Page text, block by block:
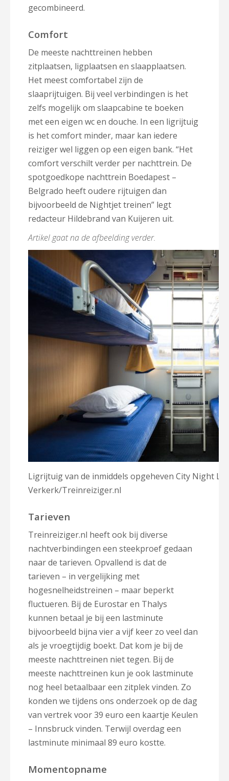
gecombineerd.
Comfort
De meeste nachttreinen hebben
zitplaatsen, ligplaatsen en slaapplaatsen.
Het meest comfortabel zijn de
slaaprijtuigen. Bij veel verbindingen is het
zelfs mogelijk om slaapcabine te boeken
met een eigen wc en douche. In een ligrijtuig
is het comfort minder, maar kan iedere
reiziger wel liggen op een eigen bank. “Het
comfort verschilt verder per nachttrein. De
spotgoedkope nachttrein Boedapest –
Belgrado heeft oudere rijtuigen dan
bijvoorbeeld de Nightjet treinen” legt
redacteur Hildebrand van Kuijeren uit.
Artikel gaat na de afbeelding verder.
Ligrijtuig van de inmiddels opgeheven City Night
Verkerk/Treinreiziger.nl
Tarieven
Treinreiziger.nl heeft ook bij diverse
nachtverbindingen een steekproef gedaan
naar de tarieven. Opvallend is dat de
tarieven – in vergelijking met
hogesnelheidstreinen – maar beperkt
fluctueren. Bij de Eurostar en Thalys
kunnen betaal je bij een lastminute
bijvoorbeeld bijna vier a vijf keer zo veel dan
als je vroegtijdig boekt. Dat kom je bij de
meeste nachttreinen niet tegen. Bij de
meeste nachttreinen kun je ook lastminute
nog heel betaalbaar een zitplek vinden. Zo
konden we tijdens ons onderzoek op de dag
van vertrek voor 39 euro een kaartje Keulen
– Innsbruck vinden. Terwijl overdag een
lastminute minimaal 89 euro kostte.
Momentopname